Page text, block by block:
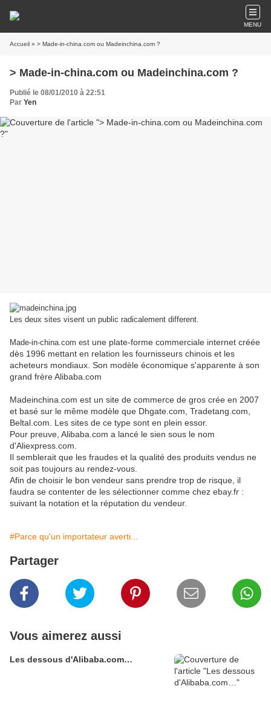
MENU
Accueil » > Made-in-china.com ou Madeinchina.com ?
> Made-in-china.com ou Madeinchina.com ?
Publié le 08/01/2010 à 22:51
Par Yen
Les deux sites visent un public radicalement different.
Made-in-china.com est une plate-forme commerciale internet créée
dès 1996 mettant en relation les fournisseurs chinois et les
acheteurs mondiaux. Son modèle économique s'apparente à son
grand frère Alibaba.com
Madeinchina.com est un site de commerce de gros crée en 2007
et basé sur le même modèle que Dhgate.com, Tradetang.com,
Beltal.com. Les sites de ce type sont en plein essor.
Pour preuve, Alibaba.com a lancé le sien sous le nom
d'Aliexpress.com.
Il semblerait que les fraudes et la qualité des produits vendus ne
soit pas toujours au rendez-vous.
Afin de choisir le bon vendeur sans prendre trop de risque, il
faudra se contenter de les sélectionner comme chez ebay.fr :
suivant la notation et la réputation du vendeur.
#Parce qu'un importateur averti...
Partager
Vous aimerez aussi
Les dessous d'Alibaba.com…